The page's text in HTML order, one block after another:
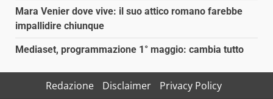
Mara Venier dove vive: il suo attico romano farebbe
impallidire chiunque
Mediaset, programmazione 1° maggio: cambia tutto
Redazione Disclaimer
Privacy Policy